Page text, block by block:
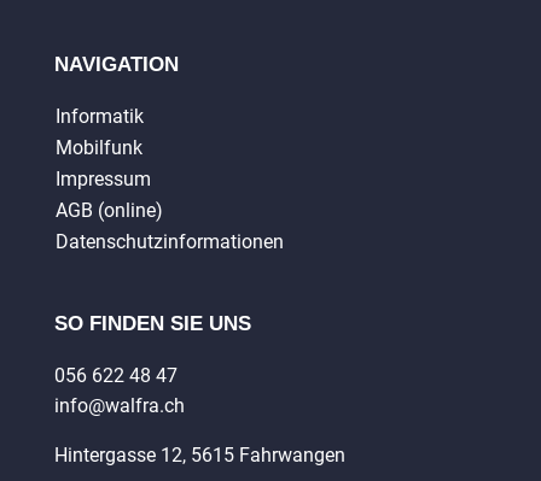
NAVIGATION
Informatik
Mobilfunk
Impressum
AGB (online)
Datenschutzinformationen
SO FINDEN SIE UNS
056 622 48 47
info@walfra.ch
Hintergasse 12, 5615 Fahrwangen